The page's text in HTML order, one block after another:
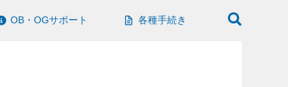
OB・OGサポート 各種手続き